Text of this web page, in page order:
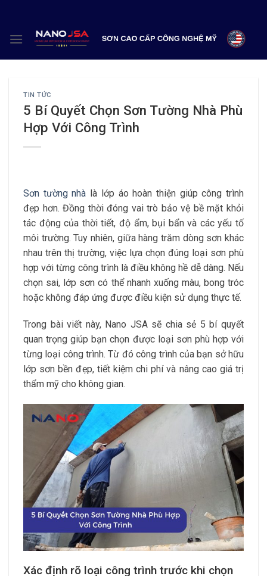
content
TIN TỨC
5 Bí Quyết Chọn Sơn Tường Nhà Phù
Hợp Với Công Trình
Sơn tường nhà là lớp áo hoàn thiện giúp công trình
đẹp hơn. Đồng thời đóng vai trò bảo vệ bề mặt khỏi
tác động của thời tiết, độ ẩm, bụi bẩn và các yếu tố
môi trường. Tuy nhiên, giữa hàng trăm dòng sơn khác
nhau trên thị trường, việc lựa chọn đúng loại sơn phù
hợp với từng công trình là điều không hề dễ dàng. Nếu
chọn sai, lớp sơn có thể nhanh xuống màu, bong tróc
hoặc không đáp ứng được điều kiện sử dụng thực tế.
Trong bài viết này, Nano JSA sẽ chia sẻ 5 bí quyết
quan trọng giúp bạn chọn được loại sơn phù hợp với
từng loại công trình. Từ đó công trình của bạn sở hữu
lớp sơn bền đẹp, tiết kiệm chi phí và nâng cao giá trị
thẩm mỹ cho không gian.
Xác định rõ loại công trình trước khi chọn